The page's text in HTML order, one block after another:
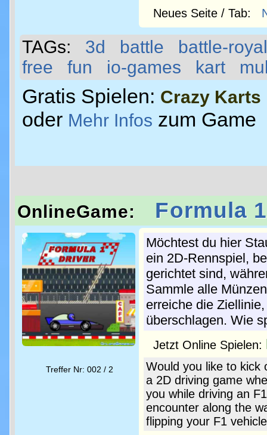
Neues Seite / Tab:
TAGs: 3d battle
battle-
free
fun io-games kart
Gratis Spielen: Crazy Karts
oder Mehr Infos zum Game
OnlineGame: Formula
Treffer Nr: 002 / 2
Möchtest du hier
ein 2D-Rennspiel,
gerichtet sind,
Sammle alle
erreiche die
überschlagen. Wie
Jetzt Online Spielen:
Would you like to kick
a 2D driving game
you while driving an
encounter along the
flipping your F1